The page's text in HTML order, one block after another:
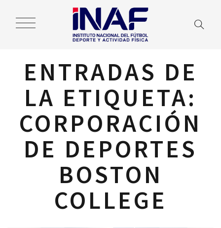
ENTRADAS DE
LA ETIQUETA:
CORPORACIÓN
DE DEPORTES
BOSTON
COLLEGE